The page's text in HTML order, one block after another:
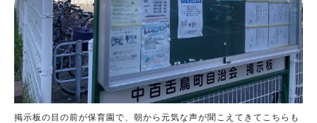
掲示板の目の前が保育園で、朝から元気な声が聞こえてきてこちらも